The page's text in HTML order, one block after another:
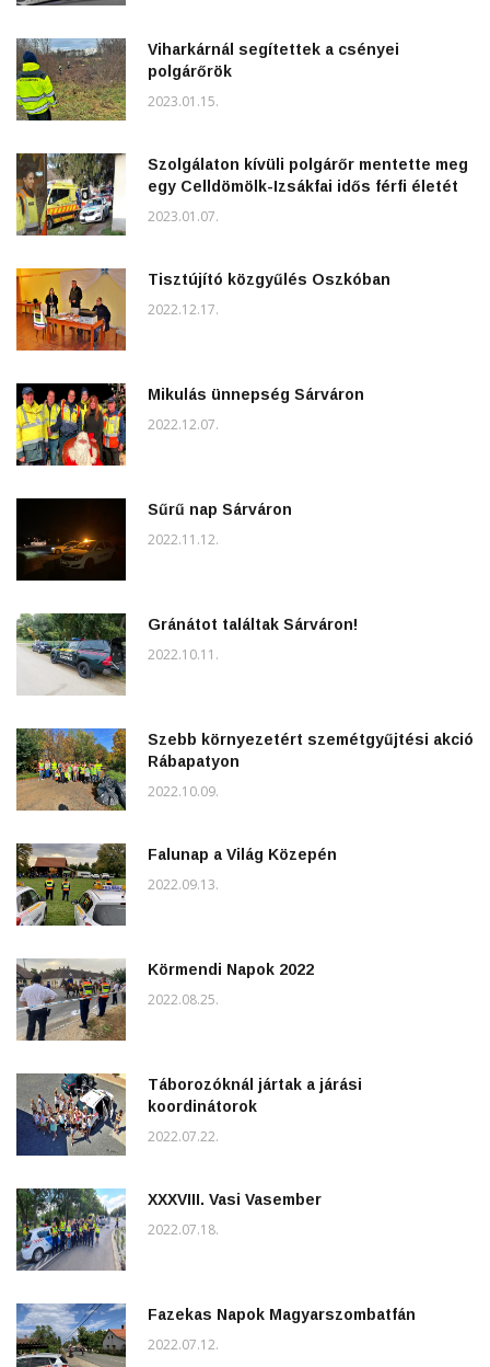
Viharkárnál segítettek a csényei
polgárőrök
2023.01.15.
Szolgálaton kívüli polgárőr mentette meg
egy Celldömölk-Izsákfai idős férfi életét
2023.01.07.
Tisztújító közgyűlés Oszkóban
2022.12.17.
Mikulás ünnepség Sárváron
2022.12.07.
Sűrű nap Sárváron
2022.11.12.
Gránátot találtak Sárváron!
2022.10.11.
Szebb környezetért szemétgyűjtési akció
Rábapatyon
2022.10.09.
Falunap a Világ Közepén
2022.09.13.
Körmendi Napok 2022
2022.08.25.
Táborozóknál jártak a járási
koordinátorok
2022.07.22.
XXXVIII. Vasi Vasember
2022.07.18.
Fazekas Napok Magyarszombatfán
2022.07.12.